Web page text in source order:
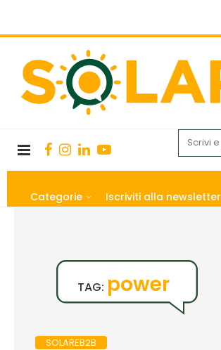
Categorie Iscriviti alla newsletter
TAG: power
SOLAREB2B